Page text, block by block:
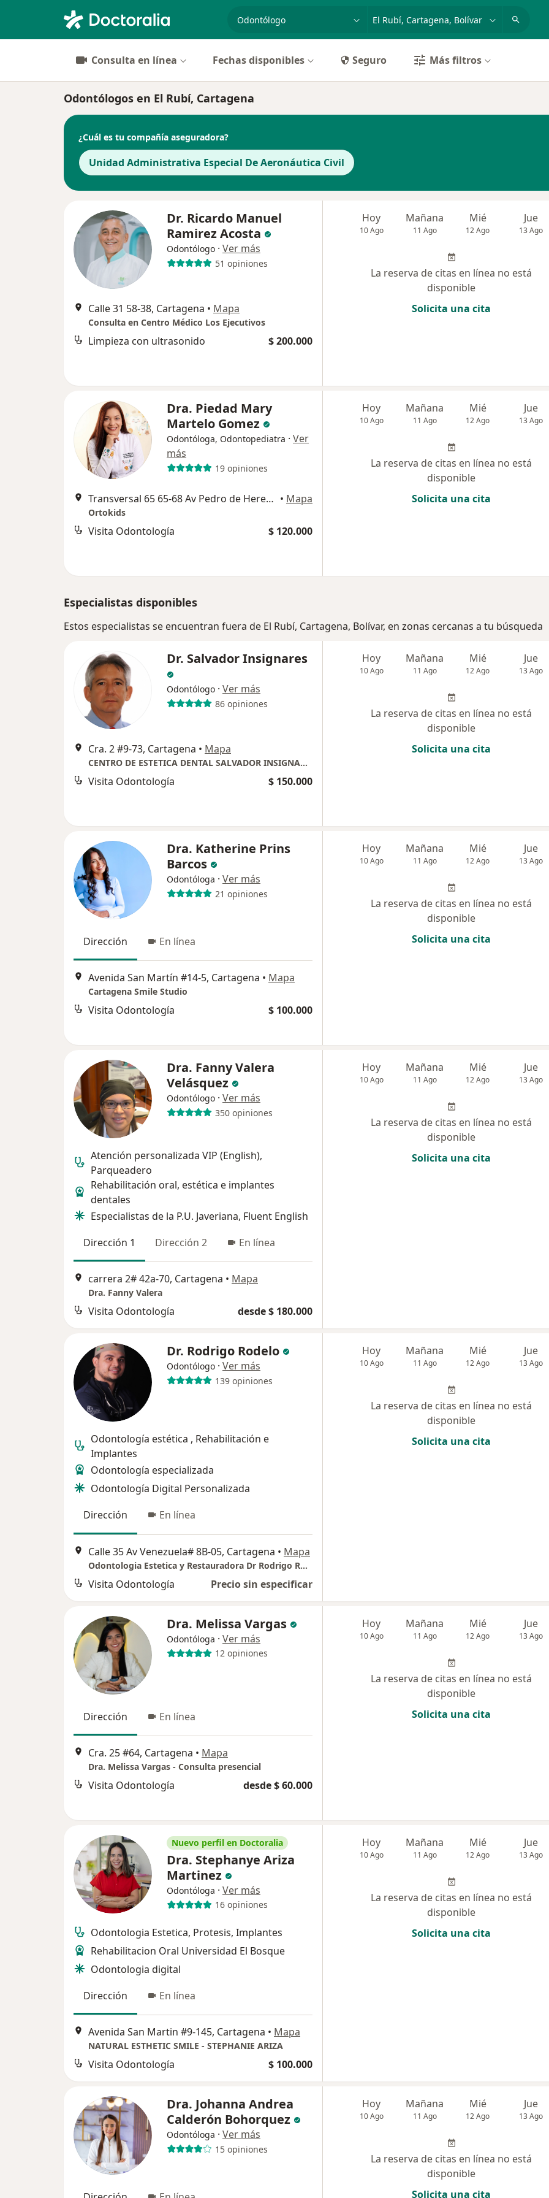
especialidad, enfermedad o nombre
p. ej. Bogotá
Consulta en línea Fechas disponibles Seguro Más filtros
Odontólogos en El Rubí, Cartagena
¿Cuál es tu compañía aseguradora?
Unidad Administrativa Especial De Aeronáutica Civil
Dr. Ricardo Manuel
Ramirez Acosta
Odontólogo · Ver más
51 opiniones
Calle 31 58-38, Cartagena • Mapa
Consulta en Centro Médico Los Ejecutivos
Limpieza con ultrasonido $ 200.000
Hoy
10 Ago
Mañana
11 Ago
Mié
12 Ago
Jue
13 Ago
La reserva de citas en línea no está
disponible
Solicita una cita
Dra. Piedad Mary
Martelo Gomez
Odontóloga, Odontopediatra · Ver
más
19 opiniones
Transversal 65 65-68 Av Pedro de Heredia, Cartagena • Mapa
Ortokids
Visita Odontología $ 120.000
Hoy
10 Ago
Mañana
11 Ago
Mié
12 Ago
Jue
13 Ago
La reserva de citas en línea no está
disponible
Solicita una cita
Especialistas disponibles
Estos especialistas se encuentran fuera de El Rubí, Cartagena, Bolívar, en zonas cercanas a tu búsqueda
Dr. Salvador Insignares
Odontólogo · Ver más
86 opiniones
Cra. 2 #9-73, Cartagena • Mapa
CENTRO DE ESTETICA DENTAL SALVADOR INSIGNARES O.
Visita Odontología $ 150.000
Hoy
10 Ago
Mañana
11 Ago
Mié
12 Ago
Jue
13 Ago
La reserva de citas en línea no está
disponible
Solicita una cita
Dra. Katherine Prins
Barcos
Odontóloga · Ver más
21 opiniones
Dirección En línea
Avenida San Martín #14-5, Cartagena • Mapa
Cartagena Smile Studio
Visita Odontología $ 100.000
Hoy
10 Ago
Mañana
11 Ago
Mié
12 Ago
Jue
13 Ago
La reserva de citas en línea no está
disponible
Solicita una cita
Dra. Fanny Valera
Velásquez
Odontólogo · Ver más
350 opiniones
Atención personalizada VIP (English),
Parqueadero
Rehabilitación oral, estética e implantes
dentales
Especialistas de la P.U. Javeriana, Fluent English
Dirección 1
Dirección 2 En línea
carrera 2# 42a-70, Cartagena • Mapa
Dra. Fanny Valera
Visita Odontología desde $ 180.000
Hoy
10 Ago
Mañana
11 Ago
Mié
12 Ago
Jue
13 Ago
La reserva de citas en línea no está
disponible
Solicita una cita
Dr. Rodrigo Rodelo
Odontólogo · Ver más
139 opiniones
Odontología estética , Rehabilitación e
Implantes
Odontología especializada
Odontología Digital Personalizada
Dirección
En línea
Calle 35 Av Venezuela# 8B-05, Cartagena • Mapa
Odontologia Estetica y Restauradora Dr Rodrigo Rodelo
Visita Odontología Precio sin especificar
Hoy
10 Ago
Mañana
11 Ago
Mié
12 Ago
Jue
13 Ago
La reserva de citas en línea no está
disponible
Solicita una cita
Dra. Melissa Vargas
Odontóloga · Ver más
12 opiniones
Dirección En línea
Cra. 25 #64, Cartagena • Mapa
Dra. Melissa Vargas - Consulta presencial
Visita Odontología desde $ 60.000
Hoy
10 Ago
Mañana
11 Ago
Mié
12 Ago
Jue
13 Ago
La reserva de citas en línea no está
disponible
Solicita una cita
Nuevo perfil en Doctoralia
Dra. Stephanye Ariza
Martinez
Odontóloga · Ver más
16 opiniones
Odontologia Estetica, Protesis, Implantes
Rehabilitacion Oral Universidad El Bosque
Odontologia digital
Dirección
En línea
Avenida San Martin #9-145, Cartagena • Mapa
NATURAL ESTHETIC SMILE - STEPHANIE ARIZA
Visita Odontología $ 100.000
Hoy
10 Ago
Mañana
11 Ago
Mié
12 Ago
Jue
13 Ago
La reserva de citas en línea no está
disponible
Solicita una cita
Dra. Johanna Andrea
Calderón Bohorquez
Odontóloga · Ver más
15 opiniones
Hoy
10 Ago
Mañana
11 Ago
Mié
12 Ago
Jue
13 Ago
La reserva de citas en línea no está
disponible
Solicita una cita